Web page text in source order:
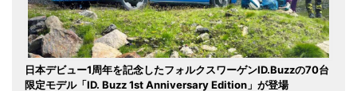
日本デビュー1周年を記念したフォルクスワーゲンID.Buzzの70台
限定モデル「ID. Buzz 1st Anniversary Edition」が登場